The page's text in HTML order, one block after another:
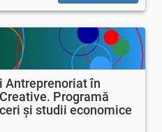
Antreprenoriat în
Programă
și studii economice